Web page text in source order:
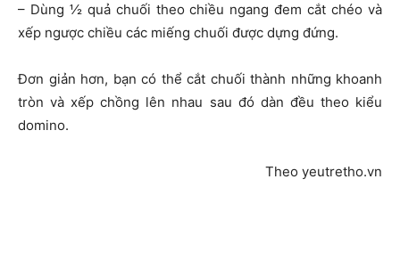
– Dùng ½ quả chuối theo chiều ngang đem cắt chéo và
xếp ngược chiều các miếng chuối được dựng đứng.
Đơn giản hơn, bạn có thể cắt chuối thành những khoanh
tròn và xếp chồng lên nhau sau đó dàn đều theo kiểu
domino.
Theo yeutretho.vn